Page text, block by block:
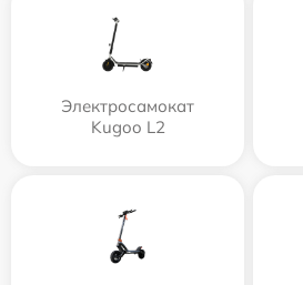
Электросамокат
Kugoo L2